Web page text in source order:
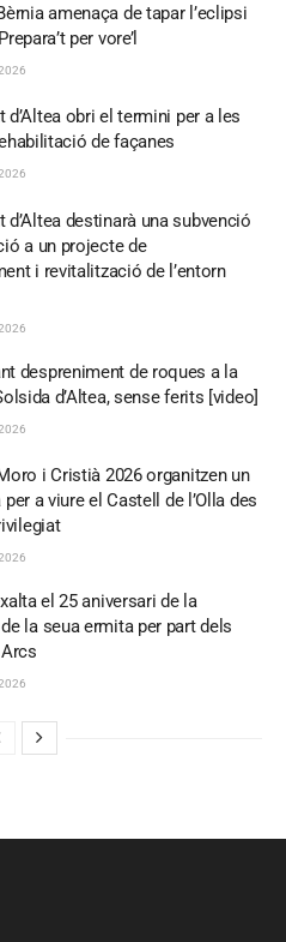
amenaça de tapar l’eclipsi
per vore’l
d’Altea obri el termini per a les
de façanes
d’Altea destinarà una subvenció
a un projecte de
i revitalització de l’entorn
despreniment de roques a la
d’Altea, sense ferits [video]
i Cristià 2026 organitzen un
a viure el Castell de l’Olla des
el 25 aniversari de la
la seua ermita per part dels